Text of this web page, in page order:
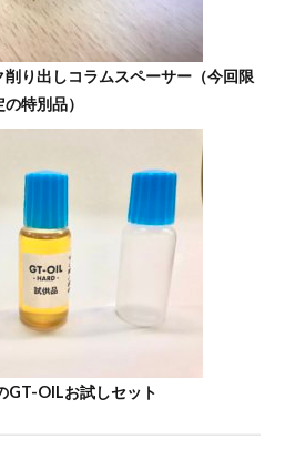
り出しコラムスペーサー（今回限
の特別品）
GT-OILお試しセット